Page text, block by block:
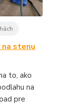
stenu
to, ako
na
pre